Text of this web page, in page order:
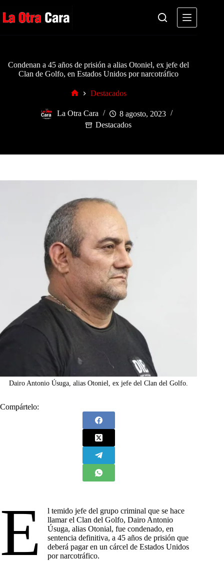
al
contenido
Condenan a 45 años de prisión a alias Otoniel, ex jefe del
Clan de Golfo, en Estados Unidos por narcotráfico
Destacados
La Otra Cara
8 agosto, 2023
Destacados
Dairo Antonio Úsuga, alias Otoniel, ex jefe del Clan del Golfo.
Compártelo:
E
l temido jefe del grupo criminal que se hace
llamar el Clan del Golfo, Dairo Antonio
Úsuga, alias Otonial, fue condenado, en
sentencia definitiva, a 45 años de prisión que
deberá pagar en un cárcel de Estados Unidos
por narcotráfico.